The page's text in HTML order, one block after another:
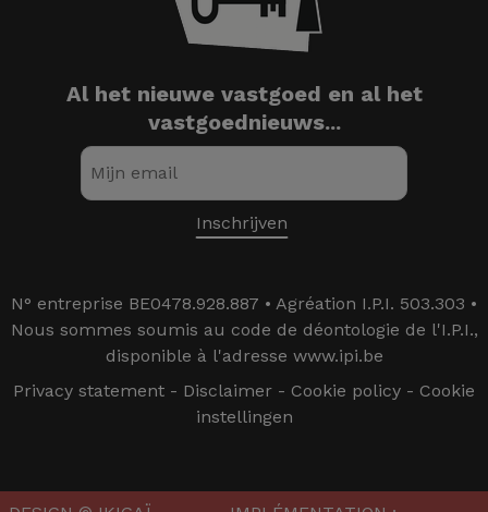
Al het nieuwe vastgoed en al het
vastgoednieuws...
N° entreprise BE0478.928.887 • Agréation I.P.I. 503.303 •
Nous sommes soumis au code de déontologie de l'I.P.I.,
disponible à l'adresse www.ipi.be
Privacy statement - Disclaimer - Cookie policy - Cookie
instellingen